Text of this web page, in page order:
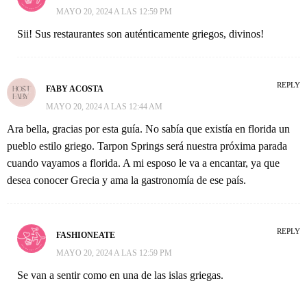
MAYO 20, 2024 A LAS 12:59 PM
Sii! Sus restaurantes son auténticamente griegos, divinos!
FABY ACOSTA
MAYO 20, 2024 A LAS 12:44 AM
Ara bella, gracias por esta guía. No sabía que existía en florida un
pueblo estilo griego. Tarpon Springs será nuestra próxima parada
cuando vayamos a florida. A mi esposo le va a encantar, ya que
desea conocer Grecia y ama la gastronomía de ese país.
REPLY
FASHIONEATE
MAYO 20, 2024 A LAS 12:59 PM
Se van a sentir como en una de las islas griegas.
REPLY